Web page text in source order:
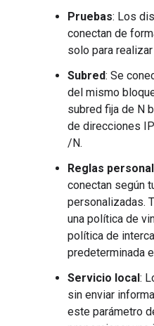
Pruebas: Los
conectan de
solo para
Subred: Se
del mismo
subred fija de N
de direcciones
/N.
Reglas
conectan según
personalizadas.
una política de
política de
predeterminada
Servicio local:
sin enviar
este parámetro